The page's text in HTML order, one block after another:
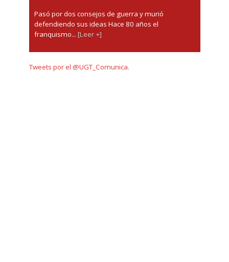
Pasó por dos consejos de guerra y murió
defendiendo sus ideas Hace 80 años el
franquismo... [Leer +]
Tweets por el @UGT_Comunica.